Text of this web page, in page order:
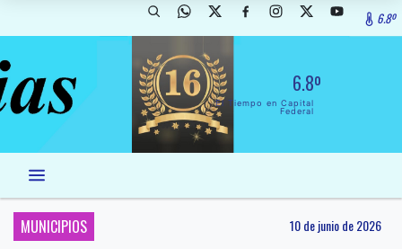
6.8º
6.8º
El Tiempo en Capital
Federal
MUNICIPIOS 10 de junio de 2026